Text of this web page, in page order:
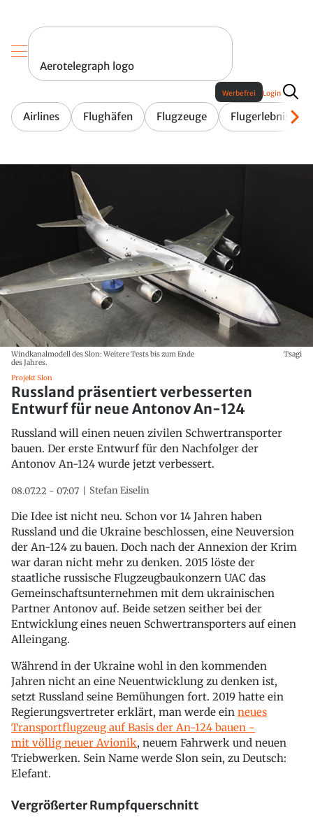
Aerotelegraph logo
Airlines Flughäfen Flugzeuge Flugerlebnis
Werbefrei Login
Windkanalmodell des Slon: Weitere Tests bis zum Ende
des Jahres.
Tsagi
Projekt Slon
Russland präsentiert verbesserten
Entwurf für neue Antonov An-124
Russland will einen neuen zivilen Schwertransporter
bauen. Der erste Entwurf für den Nachfolger der
Antonov An-124 wurde jetzt verbessert.
08.07.22 - 07:07 Stefan Eiselin
Die Idee ist nicht neu. Schon vor 14 Jahren haben
Russland und die Ukraine beschlossen, eine Neuversion
der An-124 zu bauen. Doch nach der Annexion der Krim
war daran nicht mehr zu denken. 2015 löste der
staatliche russische Flugzeugbaukonzern UAC das
Gemeinschaftsunternehmen mit dem ukrainischen
Partner Antonov auf. Beide setzen seither bei der
Entwicklung eines neuen Schwertransporters auf einen
Alleingang.
Während in der Ukraine wohl in den kommenden
Jahren nicht an eine Neuentwicklung zu denken ist,
setzt Russland seine Bemühungen fort. 2019 hatte ein
Regierungsvertreter erklärt, man werde ein neues
Transportflugzeug auf Basis der An-124 bauen -
mit völlig neuer Avionik, neuem Fahrwerk und neuen
Triebwerken. Sein Name werde Slon sein, zu Deutsch:
Elefant.
Vergrößerter Rumpfquerschnitt